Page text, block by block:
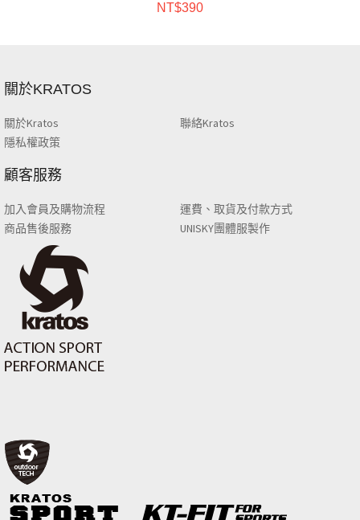
NT$390
關於KRATOS
關於Kratos
聯絡Kratos
隱私權政策
顧客服務
加入會員及購物流程
運費、取貨及付款方式
商品售後服務
UNISKY團體服製作